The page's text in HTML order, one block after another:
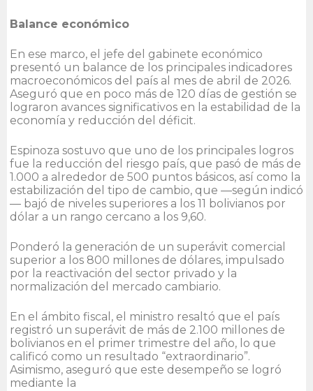
Balance económico
En ese marco, el jefe del gabinete económico
presentó un balance de los principales indicadores
macroeconómicos del país al mes de abril de 2026.
Aseguró que en poco más de 120 días de gestión se
lograron avances significativos en la estabilidad de la
economía y reducción del déficit.
Espinoza sostuvo que uno de los principales logros
fue la reducción del riesgo país, que pasó de más de
1.000 a alrededor de 500 puntos básicos, así como la
estabilización del tipo de cambio, que —según indicó
— bajó de niveles superiores a los 11 bolivianos por
dólar a un rango cercano a los 9,60.
Ponderó la generación de un superávit comercial
superior a los 800 millones de dólares, impulsado
por la reactivación del sector privado y la
normalización del mercado cambiario.
En el ámbito fiscal, el ministro resaltó que el país
registró un superávit de más de 2.100 millones de
bolivianos en el primer trimestre del año, lo que
calificó como un resultado “extraordinario”.
Asimismo, aseguró que este desempeño se logró
mediante la